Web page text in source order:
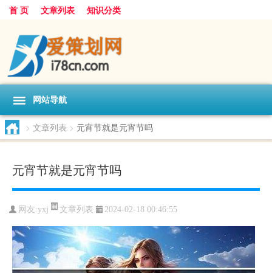
首 页 文章列表 知识分类
网站导航
> 文章列表 > 元宵节就是元宵节吗
元宵节就是元宵节吗
网友:yxj 文章列表 2024-02-18 00:46:55